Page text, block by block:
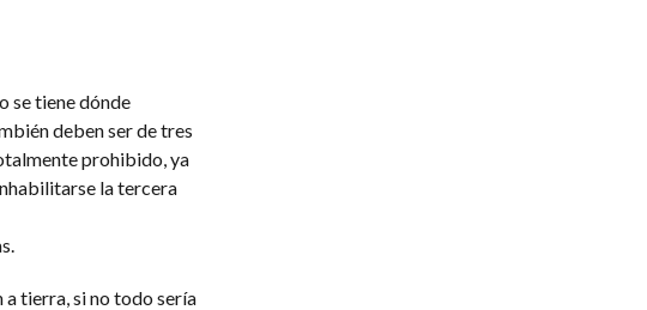
se tiene dónde
deben ser de tres
prohibido, ya
la tercera
tierra, si no todo sería